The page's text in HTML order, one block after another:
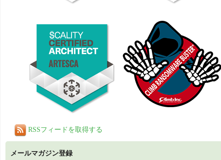
RSSフィードを取得する
メールマガジン登録